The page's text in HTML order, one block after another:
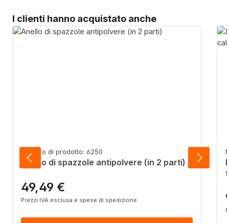
Salta la galleria dei prodotti
I clienti hanno acquistato anche
Numero di prodotto: 6250
Anello di spazzole antipolvere (in 2 parti)
Prezzo normale:
49,49 €
Prezzi IVA esclusa e spese di spedizione